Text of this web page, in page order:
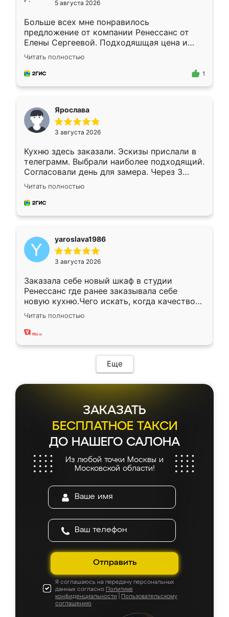
5 августа 2026
Больше всех мне понравилось
предложение от компании Ренессанс от
Елены Сергеевой. Подходяшщая цена и
короткие сроки изготовления. Приехавший
для замера сотрудник Владислав
предложил по моему эскизу самый
Читать полностью
1
Ярослава
3 августа 2026
Кухню здесь заказали. Эскизы прислали в
телеграмм. Выбрали наиболее подходящий.
Согласовали день для замера. Через 3
недели кухня была уже готова. Остались
довольны работой. Спасибо Ренессанс
мебель за качественную работу!
Читать полностью
yaroslava1986
3 августа 2026
Заказала себе новый шкаф в студии
Ренессанс где ранее заказывала себе
новую кухню.Чего искать, когда качеством
вполне довольна. Служит кухня уже почти
два года, нареканий нет.
Читать полностью
Еще
ЗАКАЗАТЬ
БЕСПЛАТНОЕ ТАКСИ
ДО НАШЕГО САЛОНА
Из любой точки Москвы и
Московской области!
Отправить
Я соглашаюсь на передачу персональных
данных согласно Политике
конфиденциальности
Пользовательскому
соглашению